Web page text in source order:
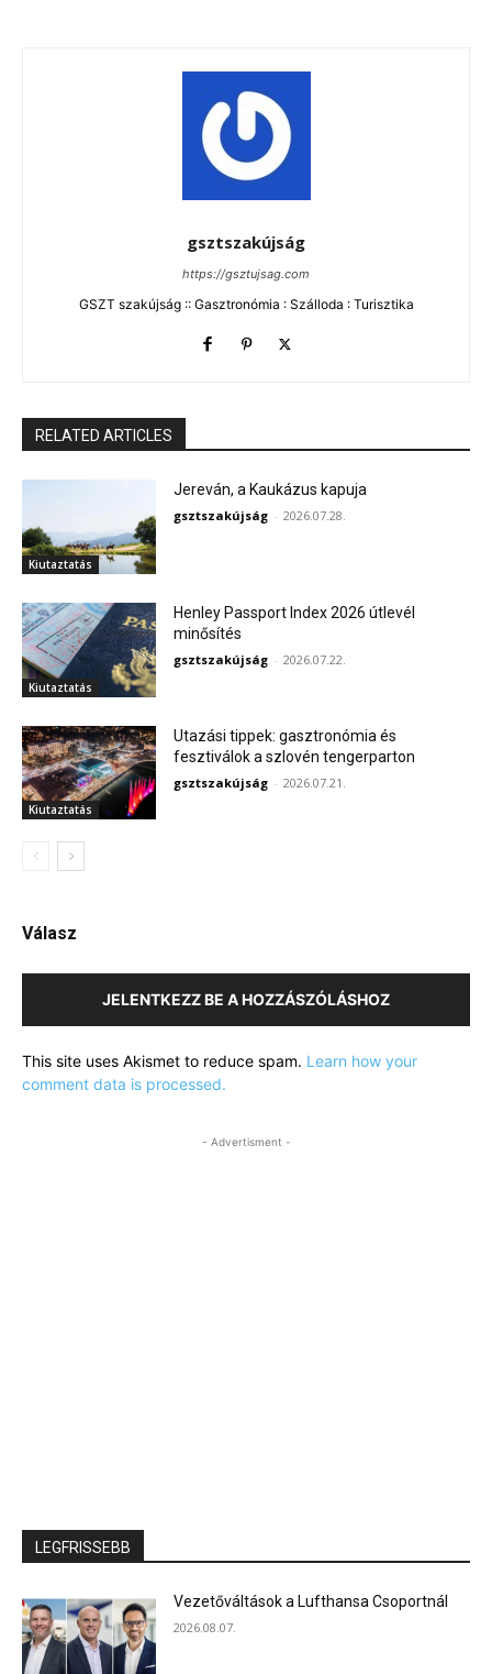
gsztszakújság
https://gsztujsag.com
GSZT szakújság :: Gasztronómia : Szálloda : Turisztika
RELATED ARTICLES
Kiutaztatás
Jereván, a Kaukázus kapuja
gsztszakújság - 2026.07.28.
Kiutaztatás
Henley Passport Index 2026 útlevél
minősítés
gsztszakújság - 2026.07.22.
Kiutaztatás
Utazási tippek: gasztronómia és
fesztiválok a szlovén tengerparton
gsztszakújság - 2026.07.21.
Válasz
JELENTKEZZ BE A HOZZÁSZÓLÁSHOZ
This site uses Akismet to reduce spam. Learn how your
comment data is processed.
- Advertisment -
LEGFRISSEBB
Vezetőváltások a Lufthansa Csoportnál
2026.08.07.